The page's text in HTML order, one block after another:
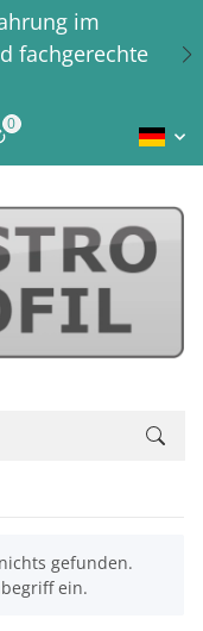
im
fachgerechte
0Liste ist leer
gefunden.
ein.